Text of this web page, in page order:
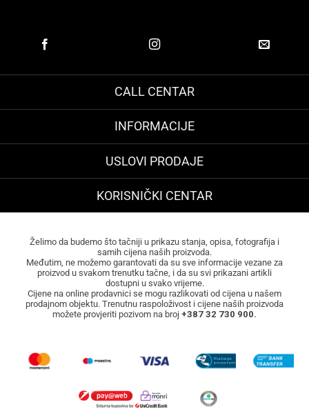
CALL CENTAR
INFORMACIJE
USLOVI PRODAJE
KORISNIČKI CENTAR
Želimo da budemo što tačniji u prikazu stanja, opisa, fotografija i
samih cijena naših proizvoda.
Međutim, ne možemo garantovati da su sve informacije vezane za
proizvod u svakom trenutku tačne, i da su svi prikazani artikli
dostupni u svako vrijeme.
Cijene na online prodavnici se mogu razlikovati od cijena u našem
prodajnom objektu. Trenutnu raspoloživost i cijene naših proizvoda
možete provjeriti pozivom na broj +387 32 730 900.